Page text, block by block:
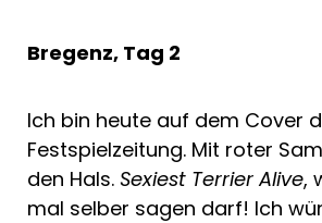
Bregenz, Tag 2
Ich bin heute auf dem Cover
Festspielzeitung. Mit roter
den Hals. Sexiest Terrier Alive,
mal selber sagen darf! Ich